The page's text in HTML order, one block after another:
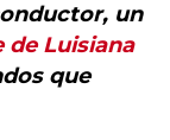
un
de Luisiana
que